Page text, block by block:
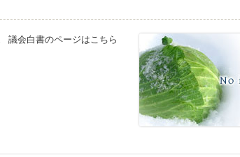
議会白書のページはこちら